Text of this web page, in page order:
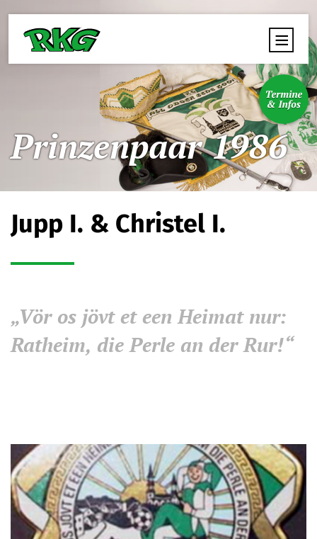
Prinzenpaar 1986
Jupp I. & Christel I.
„Vör os jövt et een Heimat nur:
Ratheim, die Perle an der Rur!“